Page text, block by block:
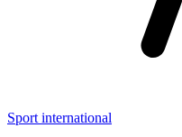
Sport international